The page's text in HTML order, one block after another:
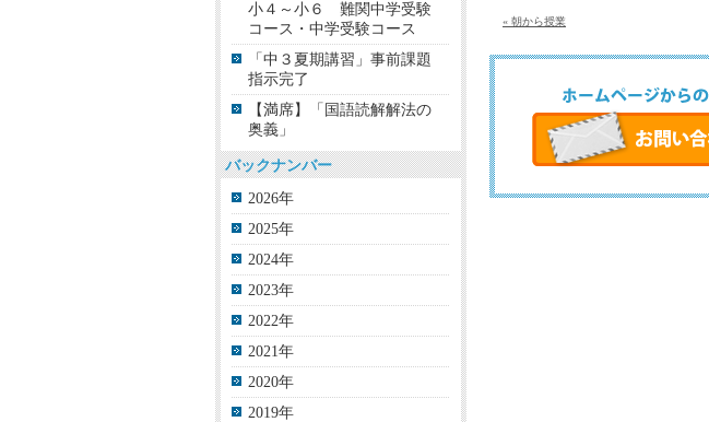
« 朝から授業
小４～小６ 難関中学受験
コース・中学受験コース
「中３夏期講習」事前課題
指示完了
【満席】「国語読解解法の
奥義」
バックナンバー
2026年
2025年
2024年
2023年
2022年
2021年
2020年
2019年